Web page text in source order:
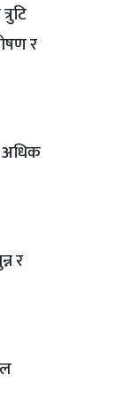
र
अधिक
र